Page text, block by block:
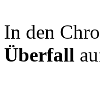
In den
Überfall